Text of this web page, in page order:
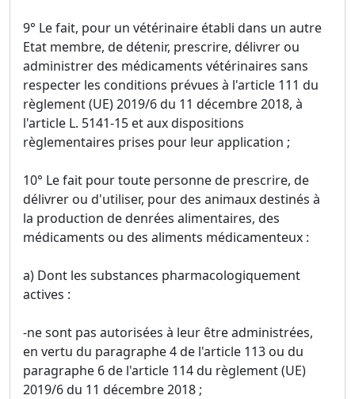
9° Le fait, pour un vétérinaire établi dans un autre
Etat membre, de détenir, prescrire, délivrer ou
administrer des médicaments vétérinaires sans
respecter les conditions prévues à l'article 111 du
règlement (UE) 2019/6 du 11 décembre 2018, à
l'article L. 5141-15 et aux dispositions
règlementaires prises pour leur application ;
10° Le fait pour toute personne de prescrire, de
délivrer ou d'utiliser, pour des animaux destinés à
la production de denrées alimentaires, des
médicaments ou des aliments médicamenteux :
a) Dont les substances pharmacologiquement
actives :
-ne sont pas autorisées à leur être administrées,
en vertu du paragraphe 4 de l'article 113 ou du
paragraphe 6 de l'article 114 du règlement (UE)
2019/6 du 11 décembre 2018 ;